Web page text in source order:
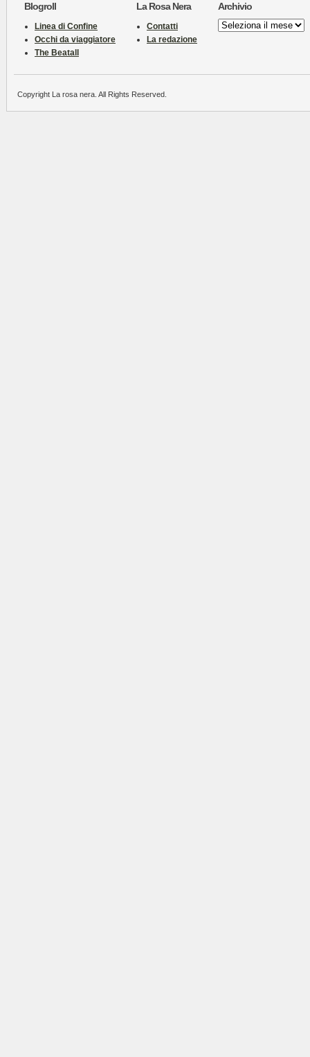
Blogroll
Linea di Confine
Occhi da viaggiatore
The Beatall
La Rosa Nera
Contatti
La redazione
Archivio
Archivio
Copyright La rosa nera. All Rights Reserved.